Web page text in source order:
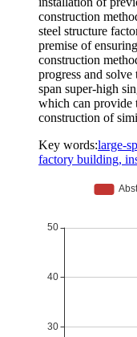
construction
steel structure
premise of
construction
progress and
span super-high
which can provide
construction of
Key words:large-
factory building,